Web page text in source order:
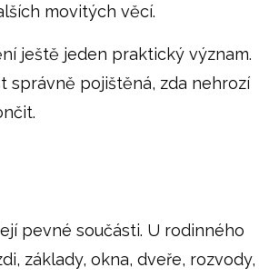
movitých věcí.
ještě jeden praktický význam.
správně pojištěná, zda nehrozí
pevné součásti. U rodinného
základy, okna, dveře, rozvody,